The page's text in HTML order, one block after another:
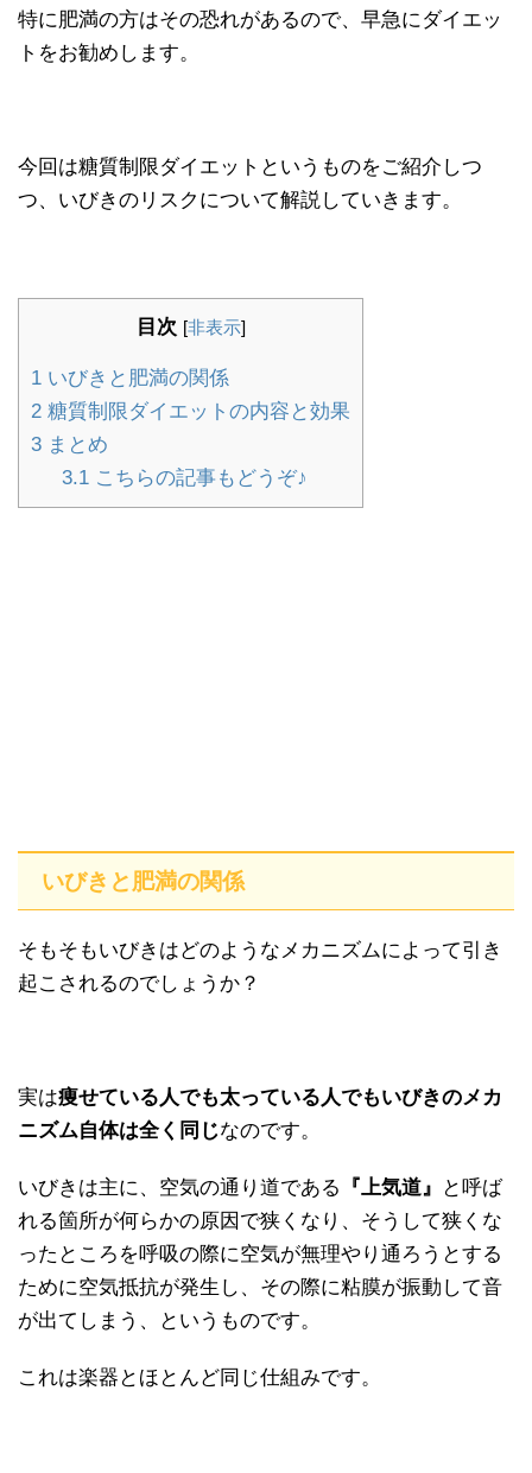
特に肥満の方はその恐れがあるので、早急にダイエッ
トをお勧めします。
今回は糖質制限ダイエットというものをご紹介しつ
つ、いびきのリスクについて解説していきます。
目次 [非表示]
1 いびきと肥満の関係
2 糖質制限ダイエットの内容と効果
3 まとめ
3.1こちらの記事もどうぞ♪
いびきと肥満の関係
そもそもいびきはどのようなメカニズムによって引き
起こされるのでしょうか？
実は痩せている人でも太っている人でもいびきのメカ
ニズム自体は全く同じなのです。
いびきは主に、空気の通り道である 『上気道』
と呼ば
れる箇所が何らかの原因で狭くなり、そうして狭くな
ったところを呼吸の際に空気が無理やり通ろうとする
ために空気抵抗が発生し、その際に粘膜が振動して音
が出てしまう、というものです。
これは楽器とほとんど同じ仕組みです。